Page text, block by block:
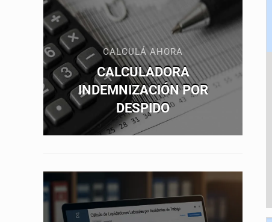
CALCULÁ AHORA
CALCULADORA
INDEMNIZACIÓN POR
DESPIDO